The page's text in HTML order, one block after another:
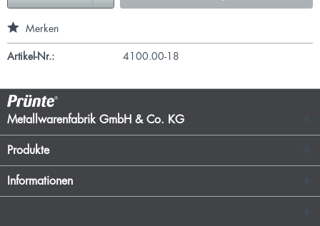
Merken
Artikel-Nr.: 4100.00-18
Metallwarenfabrik GmbH & Co. KG
Produkte
Informationen